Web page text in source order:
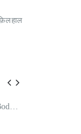
Hindi Sahitya Ka Itihas Bodhgamya Path